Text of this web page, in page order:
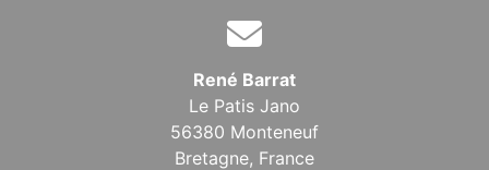
René Barrat
Le Patis Jano
56380 Monteneuf
Bretagne, France